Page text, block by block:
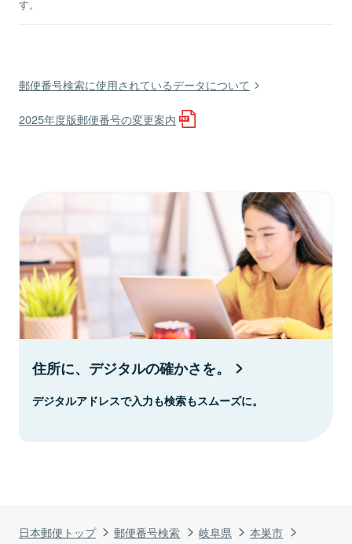
日本郵便トップ 郵便番号検索 岐阜県
本巣市
す。
郵便番号検索に使用されているデータについて
2025年度版郵便番号の変更案内
住所に、デジタルの確かさを。
デジタルアドレスで入力も検索もスムーズに。